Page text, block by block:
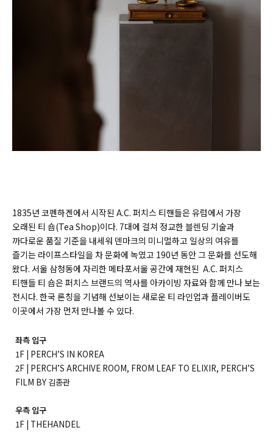
1835년 코펜하겐에서 시작된 A.C. 퍼치스 티핸들은 유럽에서 가장
오래된 티 숍(Tea Shop)이다. 7대에 걸쳐 정교한 블렌딩 기술과
까다로운 품질 기준을 내세워 덴마크의 미니멀하고 일상의 여유를
즐기는 라이프스타일을 차 문화에 녹였고 190년 동안 그 문화를 선도해
왔다. 서울 삼청동에 자리한 메타포서울 공간에 재현된 A.C. 퍼치스
티핸들 티 숍은 퍼치스 브랜드의 역사를 아카이빙 자료와 함께 만나 보는
전시다. 한국 론칭을 기념해 선보이는 새로운 티 라인업과 플레이버도
이곳에서 가장 먼저 만나볼 수 있다.
좌측 입구
1F | PERCH’S IN KOREA
2F | PERCH’S ARCHIVE ROOM, FROM LEAF TO ELIXIR, PERCH’S
FILM BY 김종관
우측 입구
1F | THEHANDEL